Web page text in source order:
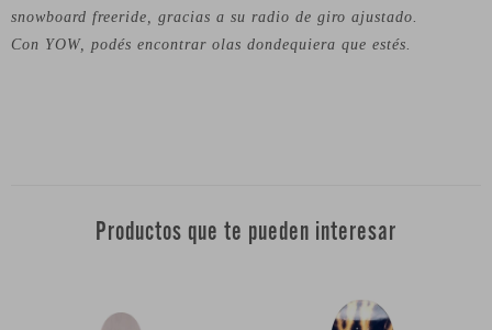
snowboard freeride, gracias a su radio de giro ajustado.
Con YOW, podés encontrar olas dondequiera que estés.
Productos que te pueden interesar